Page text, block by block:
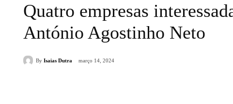
Quatro empresas
António Agostinho Neto
By Isaias Dutra março 14, 2024